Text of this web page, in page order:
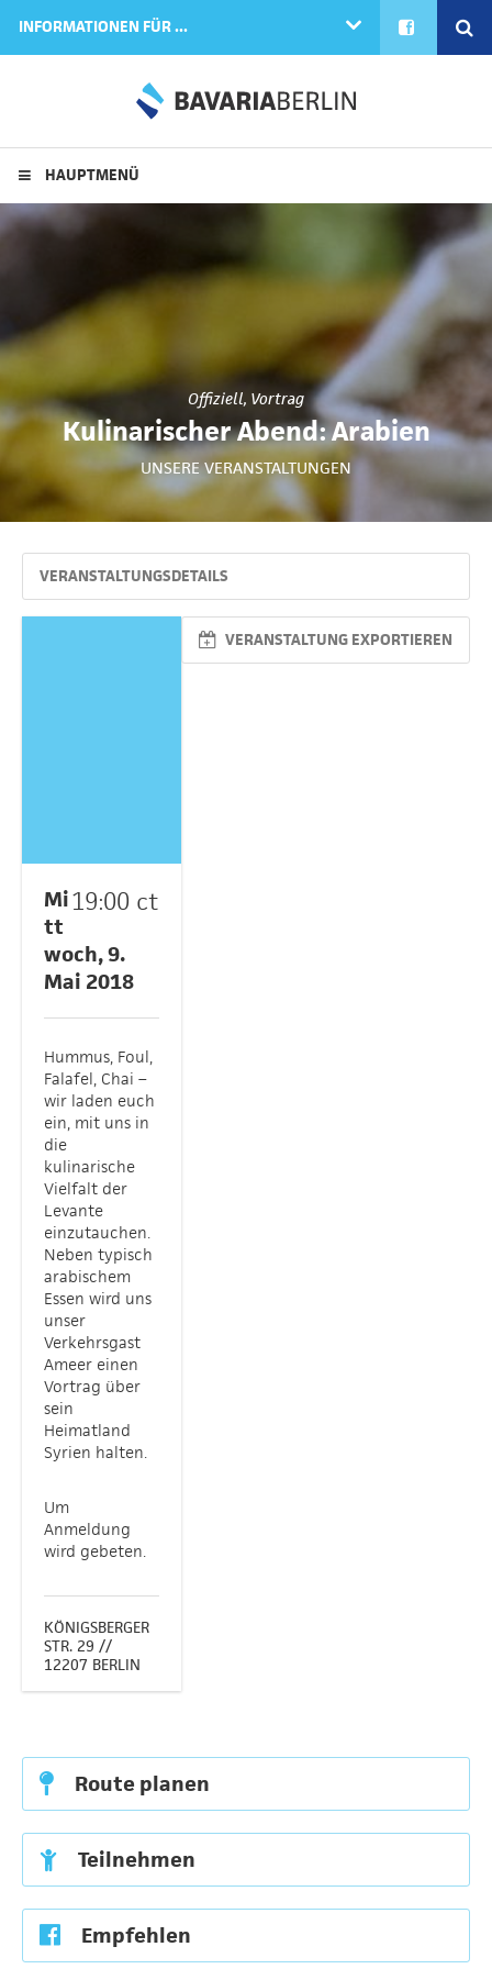
INFORMATIONEN FÜR ... FACEBOOK
HAUPTMENÜ
Offiziell, Vortrag
Kulinarischer Abend: Arabien
UNSERE VERANSTALTUNGEN
VERANSTALTUNGSDETAILS
VERANSTALTUNG EXPORTIEREN
19:00 ct
Mi
tt
woch, 9.
Mai 2018
Hummus, Foul,
Falafel, Chai –
wir laden euch
ein, mit uns in
die
kulinarische
Vielfalt der
Levante
einzutauchen.
Neben typisch
arabischem
Essen wird uns
unser
Verkehrsgast
Ameer einen
Vortrag über
sein
Heimatland
Syrien halten.
Um
Anmeldung
wird gebeten.
KÖNIGSBERGER
STR. 29 //
12207 BERLIN
Route planen
Teilnehmen
Empfehlen